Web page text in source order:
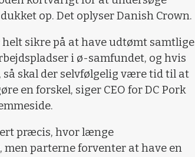
op. Det oplyser Danish Crown.
sikre på at have udtømt samtlige
i ø-samfundet, og hvis
skal der selvfølgelig være tid til at
en forskel, siger CEO for DC Pork
præcis, hvor længe
parterne forventer at have en